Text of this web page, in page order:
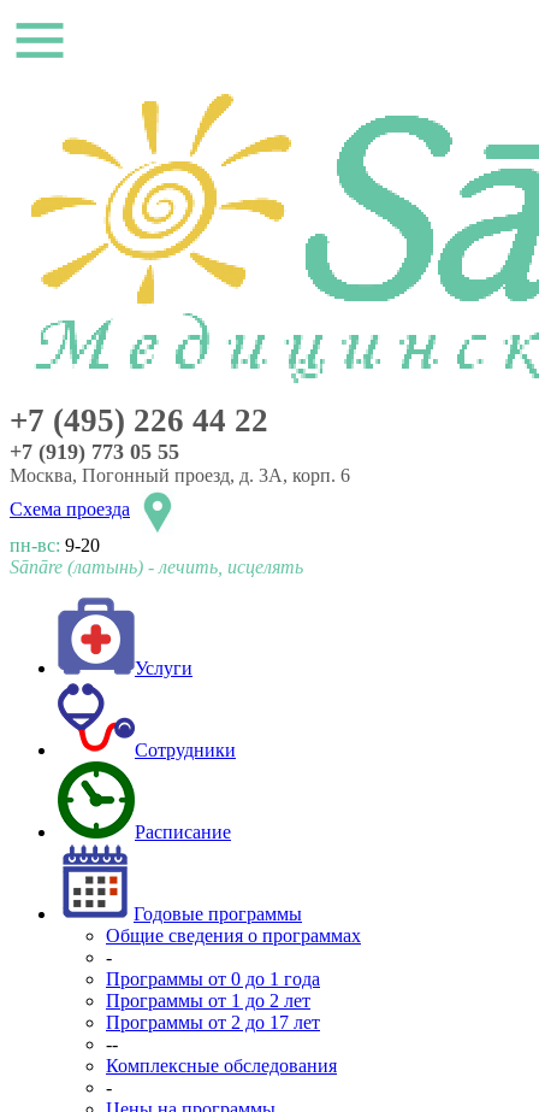
+7 (495) 226 44 22
+7 (919) 773 05 55
Москва, Погонный проезд, д. 3А, корп. 6
Схема проезда
пн-вс: 9-20
Sānāre (латынь) - лечить, исцелять
Услуги
Сотрудники
Расписание
Годовые программы
Общие сведения о программах
-
Программы от 0 до 1 года
Программы от 1 до 2 лет
Программы от 2 до 17 лет
--
Комплексные обследования
-